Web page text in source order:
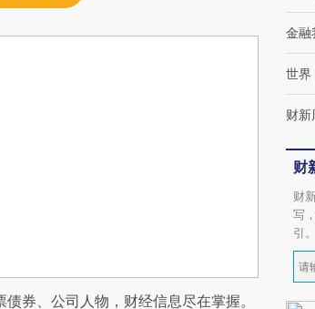
券、公司人物，财经信息尽在掌握。
金融
世界
财新
财
财
写
引。